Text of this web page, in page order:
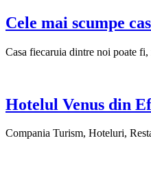
Cele mai scumpe
Casa fiecaruia dintre noi poate
Hotelul Venus din
Compania Turism, Hoteluri,